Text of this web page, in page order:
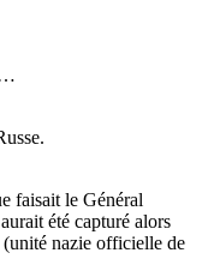
faisait le Général
été capturé alors
nazie officielle de